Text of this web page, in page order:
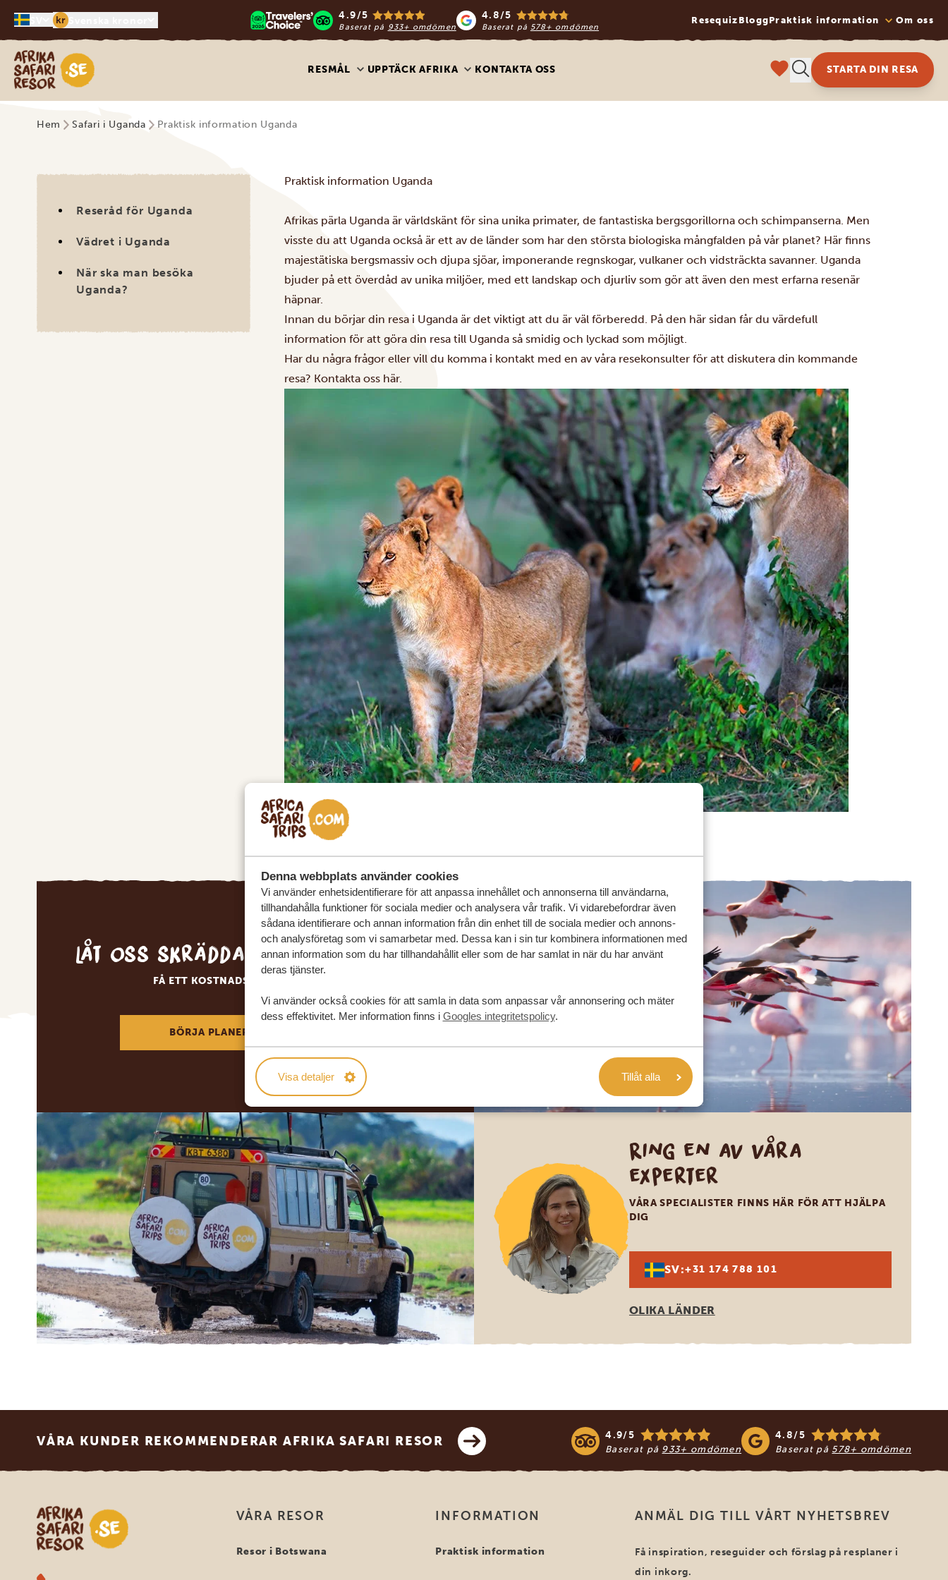
Denna webbplats använder cookies
Vi använder enhetsidentifierare för att anpassa innehållet och annonserna till användarna,
tillhandahålla funktioner för sociala medier och analysera vår trafik. Vi vidarebefordrar även
sådana identifierare och annan information från din enhet till de sociala medier och annons-
och analysföretag som vi samarbetar med. Dessa kan i sin tur kombinera informationen med
annan information som du har tillhandahållit eller som de har samlat in när du har använt
deras tjänster.
Vi använder också cookies för att samla in data som anpassar vår annonsering och mäter
dess effektivitet. Mer information finns i Googles integritetspolicy.
Visa detaljer Tillåt alla
kr 4.9/5
Baserat på 933+ omdömen
4.8/5
Baserat på 578+ omdömen
Resequiz BloggPraktisk information Om oss
Safari-resor i Afrika
RESMÅL UPPTÄCK AFRIKA KONTAKTA OSS STARTA DIN RESA
Hem Safari i Uganda Praktisk information Uganda
Reseråd för Uganda
Vädret i Uganda
När ska man besöka
Uganda?
Praktisk information Uganda
Afrikas pärla Uganda är världskänt för sina unika primater, de fantastiska bergsgorillorna och schimpanserna. Men
visste du att Uganda också är ett av de länder som har den största biologiska mångfalden på vår planet? Här finns
majestätiska bergsmassiv och djupa sjöar, imponerande regnskogar, vulkaner och vidsträckta savanner. Uganda
bjuder på ett överdåd av unika miljöer, med ett landskap och djurliv som gör att även den mest erfarna resenär
häpnar.
Innan du börjar din resa i Uganda är det viktigt att du är väl förberedd. På den här sidan får du värdefull
information för att göra din resa till Uganda så smidig och lyckad som möjligt.
Har du några frågor eller vill du komma i kontakt med en av våra resekonsulter för att diskutera din kommande
resa? Kontakta oss här.
Låt oss skräddarsy din drömresa
FÅ ETT KOSTNADSFRITT RESEFÖRSLAG
BÖRJA PLANERA DIN DRÖMRESA
Ring en av våra
experter
VÅRA SPECIALISTER FINNS HÄR FÖR ATT HJÄLPA
DIG
SV:+31 174 788 101
OLIKA LÄNDER
VÅRA KUNDER REKOMMENDERAR AFRIKA SAFARI RESOR 4.9/5
Baserat på 933+ omdömen
4.8/5
Baserat på 578+ omdömen
Safari-resor i Afrika VÅRA RESOR
Resor i Botswana
INFORMATION
Praktisk information
ANMÄL DIG TILL VÅRT NYHETSBREV
Få inspiration, reseguider och förslag på resplaner i
din inkorg.